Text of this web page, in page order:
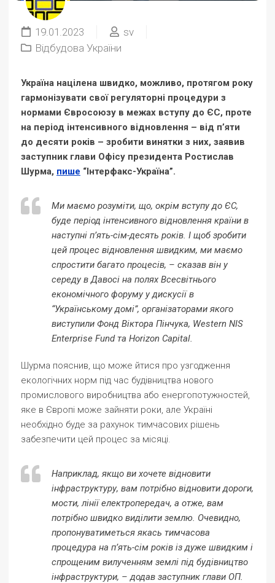
19.01.2023
sv
Відбудова України
Україна націлена швидко, можливо, протягом року
гармонізувати свої регуляторні процедури з
нормами Євросоюзу в межах вступу до ЄС, проте
на період інтенсивного відновлення – від п’яти
до десяти років – зробити винятки з них, заявив
заступник глави Офісу президента Ростислав
Шурма, пише “Інтерфакс-Україна”.
Ми маємо розуміти, що, окрім вступу до ЄС,
буде період інтенсивного відновлення країни в
наступні п’ять-сім-десять років. І щоб зробити
цей процес відновлення швидким, ми маємо
спростити багато процесів, – сказав він у
середу в Давосі на полях Всесвітнього
економічного форуму у дискусії в
“Українському домі”, організаторами якого
виступили Фонд Віктора Пінчука, Western NIS
Enterprise Fund та Horizon Capital.
Шурма пояснив, що може йтися про узгодження
екологічних норм під час будівництва нового
промислового виробництва або енергопотужностей,
яке в Європі може зайняти роки, але Україні
необхідно буде за рахунок тимчасових рішень
забезпечити цей процес за місяці.
Наприклад, якщо ви хочете відновити
інфраструктуру, вам потрібно відновити дороги,
мости, лінії електропередач, а отже, вам
потрібно швидко виділити землю. Очевидно,
пропонуватиметься якась тимчасова
процедура на п’ять-сім років із дуже швидким і
спрощеним вилученням землі під будівництво
інфраструктури, – додав заступник глави ОП.